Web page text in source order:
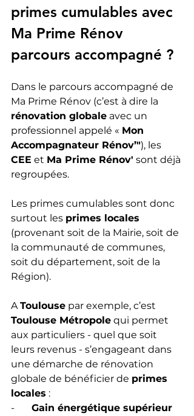
primes cumulables avec
Ma Prime Rénov
parcours accompagné ?
Dans le parcours accompagné de
Ma Prime Rénov (c’est à dire la
rénovation globale avec un
professionnel appelé « Mon
Accompagnateur Rénov’"), les
CEE et Ma Prime Rénov' sont déjà
regroupées.
Les primes cumulables sont donc
surtout les primes locales
(provenant soit de la Mairie, soit de
la communauté de communes,
soit du département, soit de la
Région).
A Toulouse par exemple, c’est
Toulouse Métropole qui permet
aux particuliers - quel que soit
leurs revenus - s’engageant dans
une démarche de rénovation
globale de bénéficier de primes
locales :
- Gain énergétique supérieur